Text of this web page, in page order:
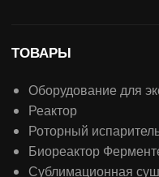
ТОВАРЫ
Оборудование для
Реактор
Роторный
Биореактор
Сублимационная